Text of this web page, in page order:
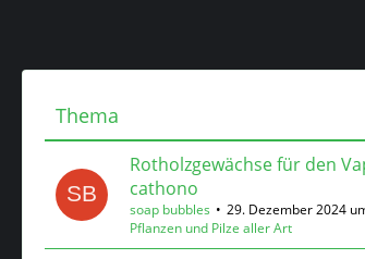
Thema
Rotholzgewächse für den
cathono
soap bubbles
29. Dezember 2024
Pflanzen und Pilze aller Art